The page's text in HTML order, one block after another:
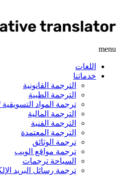
menu
اللغات
خدماتنا
الترجمة القانونية
الترجمة الطبية
ترجمة المواد التسويقية
الترجمة المالية
الترجمة الفنية
الترجمة المعتمدة
ترجمة الوثائق
ترجمة مواقع الويب
السياحة ترجمات
ترجمة رسائل البريد